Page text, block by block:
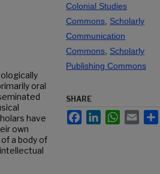
oral
have
own
a body of
Colonial Studies
Commons Scholarly
Communication
Commons Scholarly
Publishing Commons
SHARE
FacebookLinkedInWhatsApp
Email